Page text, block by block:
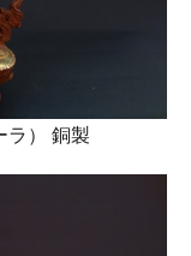
ラ） 銅製